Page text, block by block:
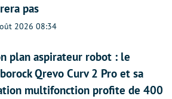
pas
2026 08:34
plan aspirateur robot : le
Qrevo Curv 2 Pro et sa
multifonction profite de 400